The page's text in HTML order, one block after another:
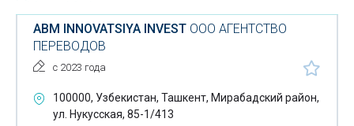
ABM INNOVATSIYA INVEST ООО АГЕНТСТВО
ПЕРЕВОДОВ
с 2023 года
100000, Узбекистан, Ташкент, Мирабадский район,
ул. Нукусская, 85-1/413